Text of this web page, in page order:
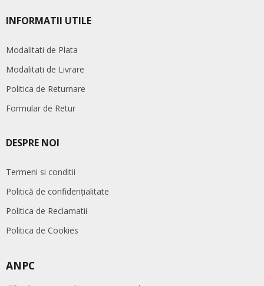
INFORMATII UTILE
Modalitati de Plata
Modalitati de Livrare
Politica de Returnare
Formular de Retur
DESPRE NOI
Termeni si conditii
Politică de confidențialitate
Politica de Reclamatii
Politica de Cookies
ANPC